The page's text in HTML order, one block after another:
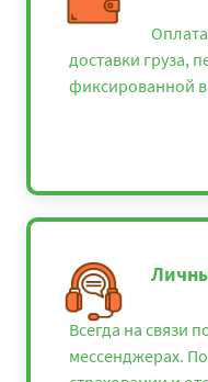
доставки груза,
фиксированной
Всегда на связи
мессенджерах.